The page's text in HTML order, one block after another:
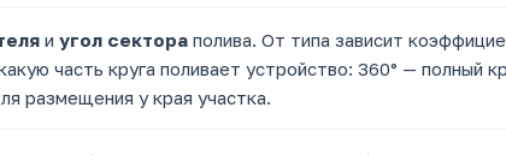
и угол сектора полива. От типа зависит
часть круга поливает устройство: 360° — полный
размещения у края участка.